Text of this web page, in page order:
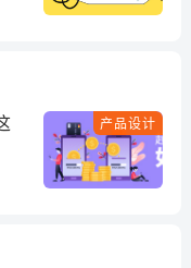
产品设计